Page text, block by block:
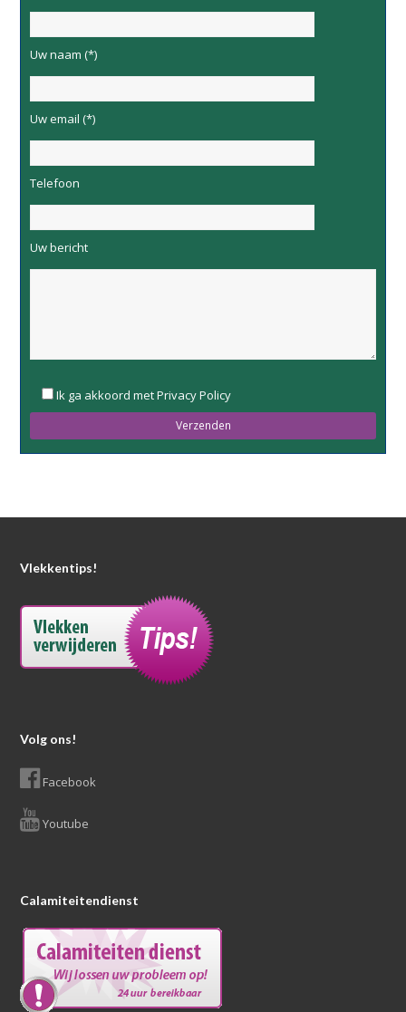
Uw naam (*)
Uw email (*)
Telefoon
Uw bericht
leave
this
Ik ga akkoord met Privacy Policy
Vlekkentips!
Volg ons!
Facebook
Youtube
Calamiteitendienst